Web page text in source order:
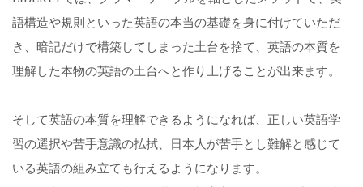
語構造や規則といった英語の本当の基礎を身に付けていただ
き、暗記だけで構築してしまった土台を捨て、英語の本質を
理解した本物の英語の土台へと作り上げることが出来ます。
そして英語の本質を理解できるようになれば、正しい英語学
習の選択や苦手意識の払拭、日本人が苦手とし難解と感じて
いる英語の組み立ても行えるようになります。